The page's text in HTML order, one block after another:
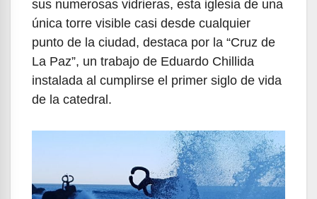
sus numerosas vidrieras, esta iglesia de una
única torre visible casi desde cualquier
punto de la ciudad, destaca por la “Cruz de
La Paz”, un trabajo de Eduardo Chillida
instalada al cumplirse el primer siglo de vida
de la catedral.